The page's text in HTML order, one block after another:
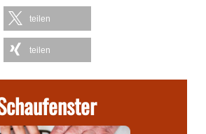
teilen
teilen